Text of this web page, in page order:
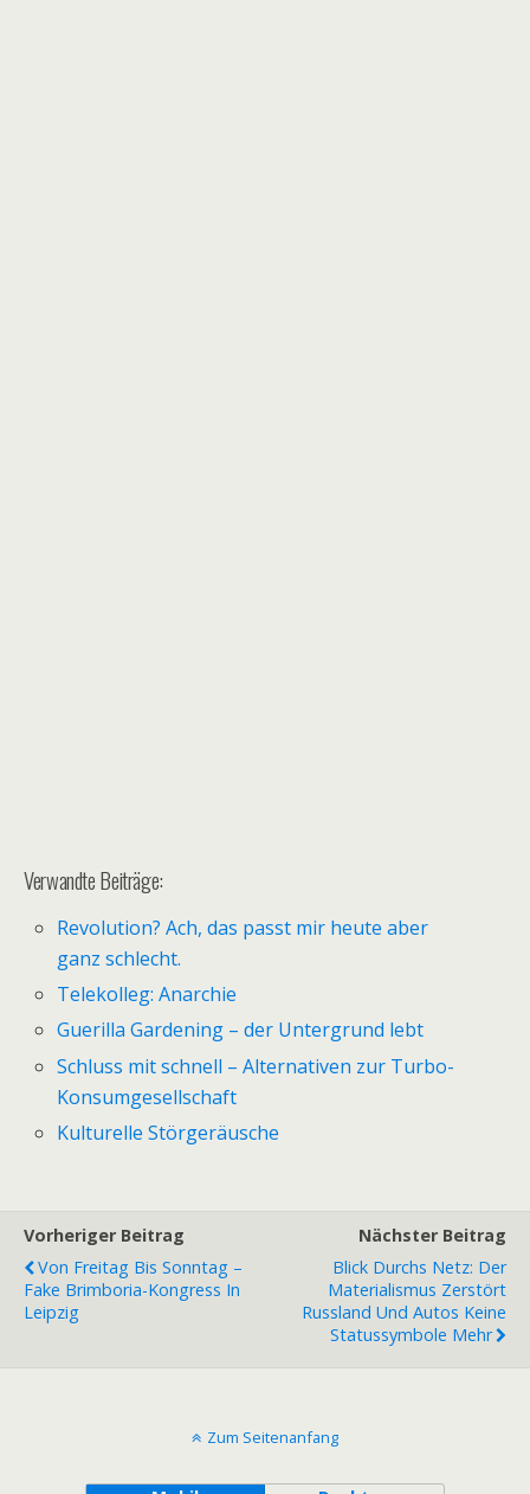
Verwandte Beiträge:
Revolution? Ach, das passt mir heute aber
ganz schlecht.
Telekolleg: Anarchie
Guerilla Gardening – der Untergrund lebt
Schluss mit schnell – Alternativen zur Turbo-
Konsumgesellschaft
Kulturelle Störgeräusche
Vorheriger Beitrag
Von Freitag Bis Sonntag –
Fake Brimboria-Kongress In
Leipzig
Nächster Beitrag
Blick Durchs Netz: Der
Materialismus Zerstört
Russland Und Autos Keine
Statussymbole Mehr
Zum Seitenanfang